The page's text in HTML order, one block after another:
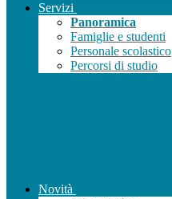
Servizi
Panoramica
Famiglie e studenti
Personale scolastico
Percorsi di studio
Novità